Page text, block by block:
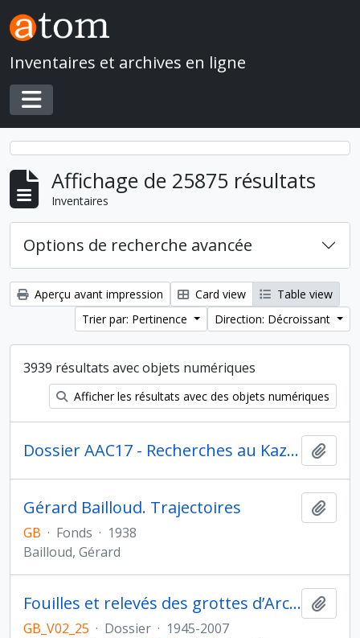
Skip to main content
Inventaires et archives en ligne
Toggle navigation
Affichage de 25875 résultats
Inventaires
Options de recherche avancée
Aperçu avant impression Card view
Table view
Trier par: Pertinence
Direction: Décroissant
3939 résultats avec objets numériques
Afficher les résultats avec des objets numériques
Dossier AAC17 - Recherches au Kazakhstan pour la mission de terrain de 1995.
Gérard Bailloud. Trajectoires
GB · Fonds · 1938
Bailloud, Gérard
Fouilles et relevés des grottes d’Arcy-sur-Cure (Grotte du Cheval et Grande Grotte), 1946
GB_V02_25 · Dossier · 1945-2007